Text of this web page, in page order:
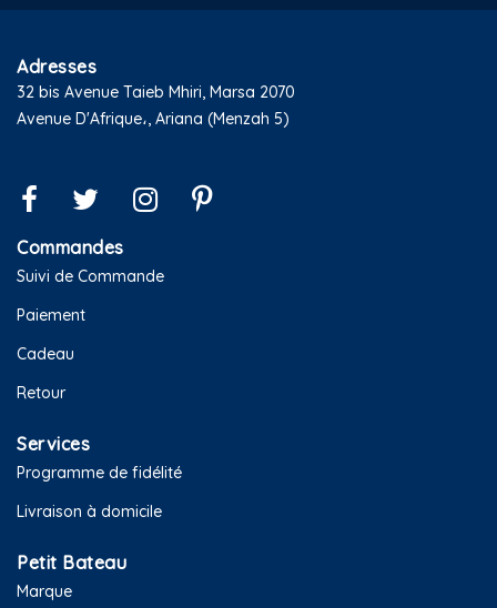
Adresses
32 bis Avenue Taieb Mhiri, Marsa 2070
Avenue D'Afrique،, Ariana (Menzah 5)
Commandes
Suivi de Commande
Paiement
Cadeau
Retour
Services
Programme de fidélité
Livraison à domicile
Petit Bateau
Marque